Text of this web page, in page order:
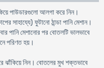
পাউডারগুলো আলগা করে নিন।
সাহায্যে) ফুটানো ঠান্ডা পানি মেশান।
পানি মেশানোর পর বোতলটি ভালভাবে
পরিণত হয়।
ঝাঁকিয়ে নিন। বোতলের মুখ শক্তভাবে